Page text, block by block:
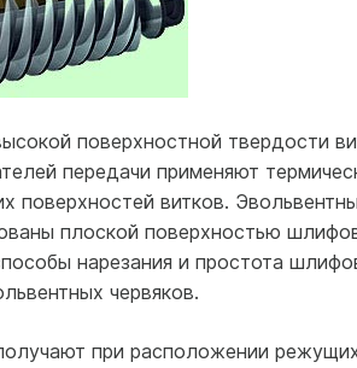
поверхностной твердости
передачи применяют
поверхностей витков.
плоской поверхностью
нарезания и простота
червяков.
при расположении